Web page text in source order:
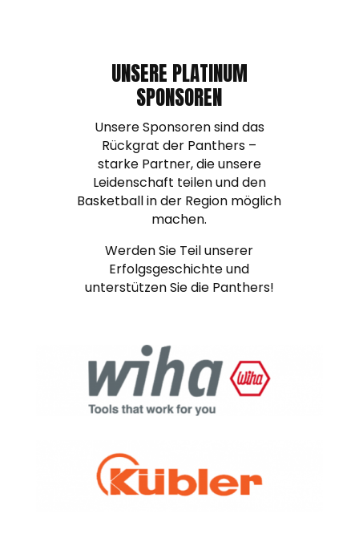
UNSERE PLATINUM
SPONSOREN
Unsere Sponsoren sind das
Rückgrat der Panthers –
starke Partner, die unsere
Leidenschaft teilen und den
Basketball in der Region möglich
machen.
Werden Sie Teil unserer
Erfolgsgeschichte und
unterstützen Sie die Panthers!